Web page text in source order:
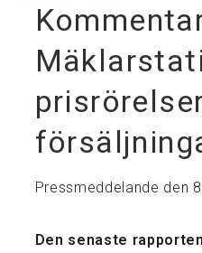
Pressmeddelande den
Den senaste